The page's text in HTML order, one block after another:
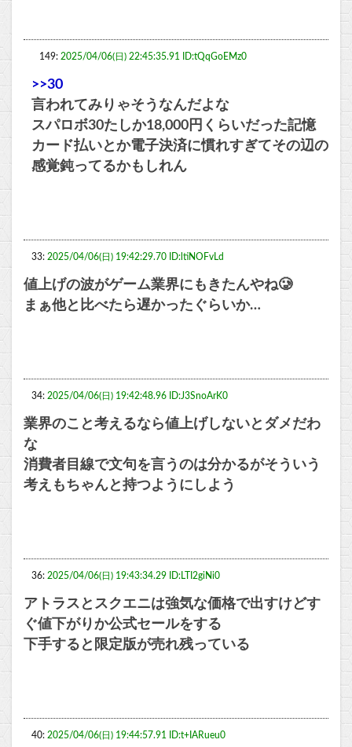
149: 2025/04/06(日) 22:45:35.91 ID:tQqGoEMz0
>>30
言われてみりゃそうなんだよな
スパロボ30たしか18,000円くらいだった記憶
カード払いとか電子決済に慣れすぎてその辺の
感覚鈍ってるかもしれん
33: 2025/04/06(日) 19:42:29.70 ID:ltiNOFvLd
値上げの波がゲーム業界にもきたんやね🥲
まぁ他と比べたら遅かったぐらいか…
34: 2025/04/06(日) 19:42:48.96 ID:J3SnoArK0
業界のこと考えるなら値上げしないとダメだわ
な
消費者目線で文句を言うのは分かるがそういう
考えもちゃんと持つようにしよう
36: 2025/04/06(日) 19:43:34.29 ID:LTI2giNi0
アトラスとスクエニは強気な価格で出すけどす
ぐ値下がりか公式セールをする
下手すると限定版が売れ残っている
40: 2025/04/06(日) 19:44:57.91 ID:t+IARueu0